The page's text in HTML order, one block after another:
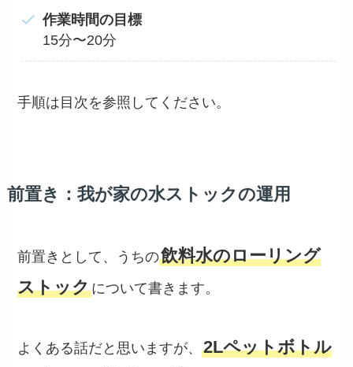
作業時間の目標
15分〜20分
手順は目次を参照してください。
前置き：我が家の水ストックの運用
前置きとして、うちの飲料水のローリング
ストックについて書きます。
よくある話だと思いますが、2Lペットボトル